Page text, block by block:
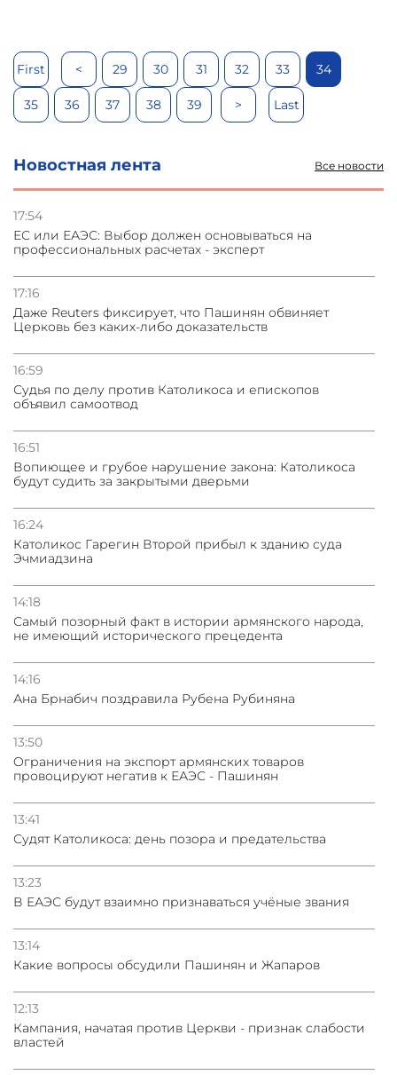
First < 29 30 31 32 33 34
35 36 37 38 39 > Last
Новостная лента Все новости
17:54
ЕС или ЕАЭС: Выбор должен основываться на
профессиональных расчетах - эксперт
17:16
Даже Reuters фиксирует, что Пашинян обвиняет
Церковь без каких-либо доказательств
16:59
Судья по делу против Католикоса и епископов
объявил самоотвод
16:51
Вопиющее и грубое нарушение закона: Католикоса
будут судить за закрытыми дверьми
16:24
Католикос Гарегин Второй прибыл к зданию суда
Эчмиадзина
14:18
Самый позорный факт в истории армянского народа,
не имеющий исторического прецедента
14:16
Ана Брнабич поздравила Рубена Рубиняна
13:50
Oграничения на экспорт армянских товаров
провоцируют негатив к ЕАЭС - Пашинян
13:41
Судят Католикоса: день позора и предательства
13:23
В ЕАЭС будут взаимно признаваться учёные звания
13:14
Какие вопросы обсудили Пашинян и Жапаров
12:13
Кампания, начатая против Церкви - признак слабости
властей